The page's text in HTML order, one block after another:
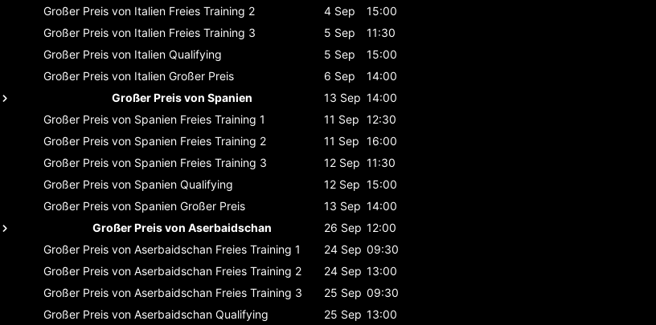
Großer Preis von Italien Freies Training 2 4 Sep
15:00
Großer Preis von Italien Freies Training 3 5 Sep
11:30
Großer Preis von Italien Qualifying 5 Sep
15:00
Großer Preis von Italien Großer Preis 6 Sep
14:00
Großer Preis von Spanien
13 Sep 14:00
Großer Preis von Spanien Freies Training 1 11 Sep 12:30
Großer Preis von Spanien Freies Training 2 11 Sep 16:00
Großer Preis von Spanien Freies Training 3 12 Sep 11:30
Großer Preis von Spanien Qualifying 12 Sep 15:00
Großer Preis von Spanien Großer Preis 13 Sep 14:00
Großer Preis von Aserbaidschan
26 Sep 12:00
Großer Preis von Aserbaidschan Freies Training 1 24 Sep 09:30
Großer Preis von Aserbaidschan Freies Training 2 24 Sep 13:00
Großer Preis von Aserbaidschan Freies Training 3 25 Sep 09:30
Großer Preis von Aserbaidschan Qualifying 25 Sep 13:00